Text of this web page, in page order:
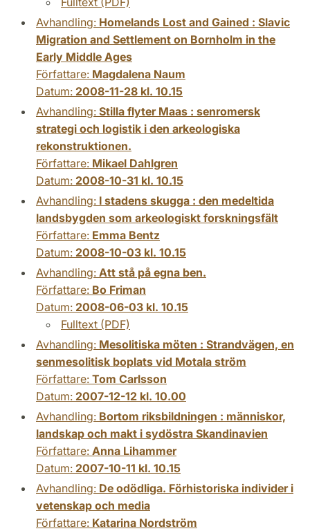
Avhandling: Homelands Lost and Gained : Slavic
Migration and Settlement on Bornholm in the
Early Middle Ages
Författare: Magdalena Naum
Datum: 2008-11-28 kl. 10.15
Avhandling: Stilla flyter Maas : senromersk
strategi och logistik i den arkeologiska
rekonstruktionen.
Författare: Mikael Dahlgren
Datum: 2008-10-31 kl. 10.15
Avhandling: I stadens skugga : den medeltida
landsbygden som arkeologiskt forskningsfält
Författare: Emma Bentz
Datum: 2008-10-03 kl. 10.15
Avhandling: Att stå på egna ben.
Författare: Bo Friman
Datum: 2008-06-03 kl. 10.15
Fulltext (PDF)
Avhandling: Mesolitiska möten : Strandvägen, en
senmesolitisk boplats vid Motala ström
Författare: Tom Carlsson
Datum: 2007-12-12 kl. 10.00
Avhandling: Bortom riksbildningen : människor,
landskap och makt i sydöstra Skandinavien
Författare: Anna Lihammer
Datum: 2007-10-11 kl. 10.15
Avhandling: De odödliga. Förhistoriska individer i
vetenskap och media
Författare: Katarina Nordström